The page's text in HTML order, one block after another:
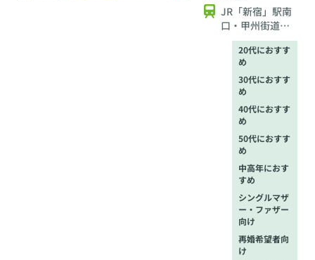
JR「新宿」駅南
口・甲州街道改
札より徒歩4分
都営地下鉄「新
宿」駅6番出口よ
り徒歩1分
20代におすす
め
30代におすす
め
40代におすす
め
50代におすす
め
中高年におす
すめ
シングルマザ
ー・ファザー
向け
再婚希望者向
け